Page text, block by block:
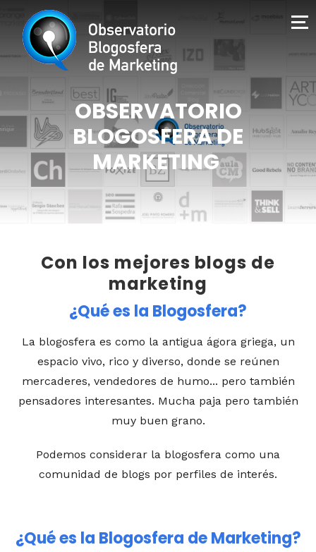
OBSERVATORIO
BLOGOSFERA DE
MARKETING
Con los mejores blogs de
marketing
¿Qué es la Blogosfera?
La blogosfera es como la antigua ágora griega, un
espacio vivo, rico y diverso, donde se reúnen
mercaderes, vendedores de humo... pero también
pensadores interesantes. Mucha paja pero también
muy buen grano.
Podemos considerar la blogosfera como una
comunidad de blogs por perfiles de interés.
¿Qué es la Blogosfera de Marketing?